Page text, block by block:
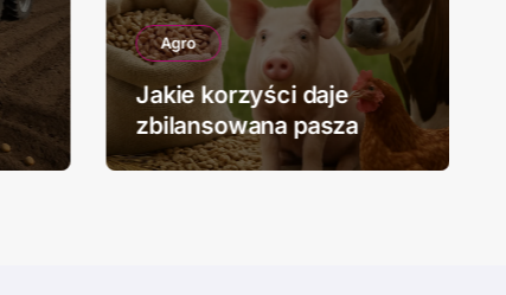
Agro
Jakie korzyści daje
zbilansowana pasza